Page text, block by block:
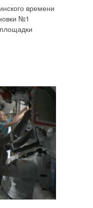
времени
№1